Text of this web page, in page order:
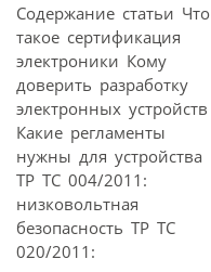
Содержание статьи Что
такое сертификация
электроники Кому
доверить разработку
электронных устройств
Какие регламенты
нужны для устройства
ТР ТС 004/2011:
низковольтная
безопасность ТР ТС
020/2011: